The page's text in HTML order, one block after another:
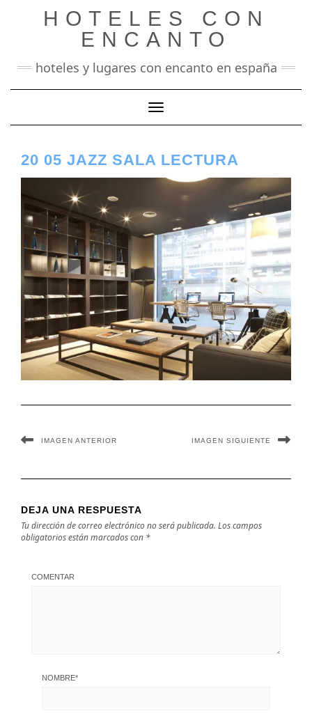
HOTELES CON
ENCANTO
hoteles y lugares con encanto en españa
Cambiar modo de navegación
20 05 JAZZ SALA LECTURA
IMAGEN ANTERIOR IMAGEN SIGUIENTE
DEJA UNA RESPUESTA
Tu dirección de correo electrónico no será publicada. Los campos
obligatorios están marcados con *
COMENTAR
NOMBRE*